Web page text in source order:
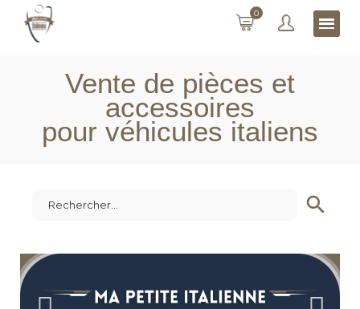
0
Vente de pièces et
accessoires
pour véhicules italiens